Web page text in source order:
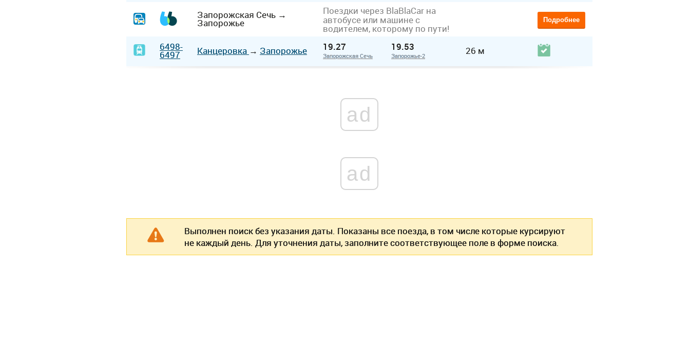
Запорожская Сечь →
Запорожье
Поездки через BlaBlaCar на
автобусе или машине с
водителем, которому по пути!
Подробнее
6498-
6497 Канцеровка → Запорожье 19.27
Запорожская Сечь
19.53
Запорожье-2 26 м
ad
ad
Выполнен поиск без указания даты. Показаны все поезда, в том числе которые курсируют
не каждый день. Для уточнения даты, заполните соответствующее поле в форме поиска.